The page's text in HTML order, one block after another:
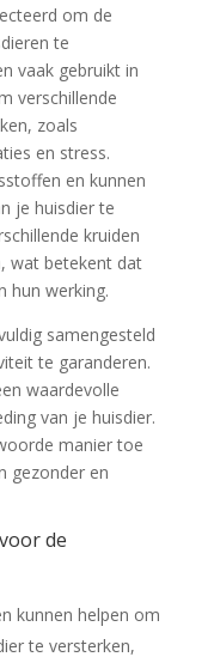
om de
te
vaak gebruikt in
verschillende
zoals
en stress.
en kunnen
je huisdier te
kruiden
wat betekent dat
hun werking.
samengesteld
te garanderen.
waardevolle
van je huisdier.
manier toe
gezonder en
de
kunnen helpen om
te versterken,